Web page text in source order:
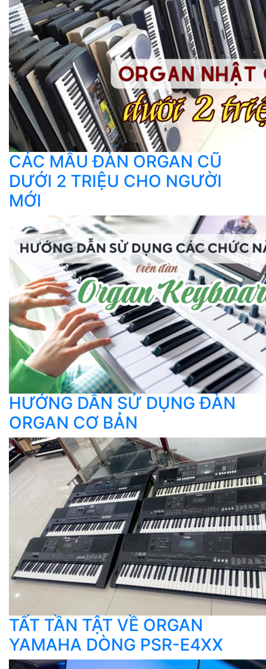
CÁC MẪU ĐÀN ORGAN CŨ
DƯỚI 2 TRIỆU CHO NGƯỜI
MỚI
HƯỚNG DẪN SỬ DỤNG ĐÀN
ORGAN CƠ BẢN
TẤT TẦN TẬT VỀ ORGAN
YAMAHA DÒNG PSR-E4XX